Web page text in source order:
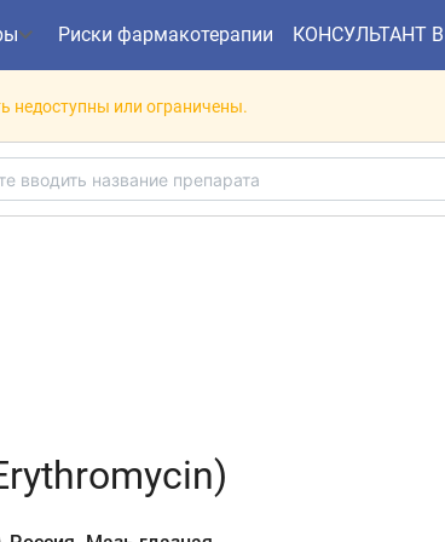
Риски фармакотерапии КОНСУЛЬТАНТ
недоступны или ограничены.